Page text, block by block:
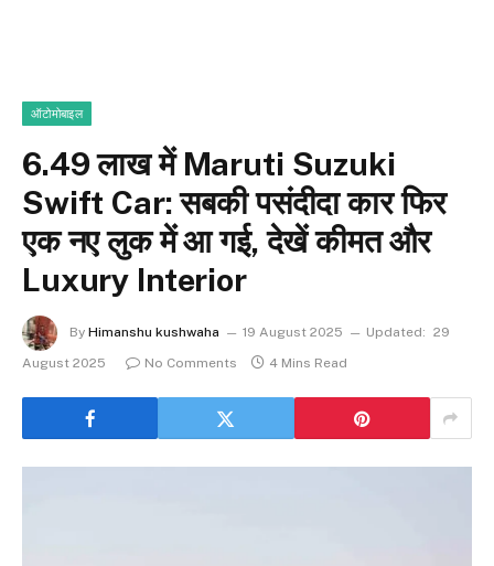
ऑटोमोबाइल
6.49 लाख में Maruti Suzuki
Swift Car: सबकी पसंदीदा कार फिर
एक नए लुक में आ गई, देखें कीमत और
Luxury Interior
By Himanshu kushwaha 19 August 2025 Updated: 29
August 2025
No Comments 4 Mins Read